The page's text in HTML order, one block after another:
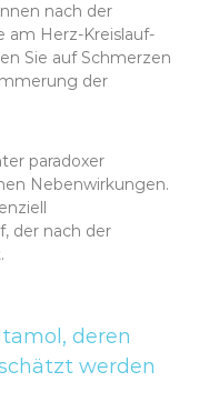
nach der
am Herz-Kreislauf-
Sie auf Schmerzen
der
paradoxer
Nebenwirkungen.
der nach der
deren
werden